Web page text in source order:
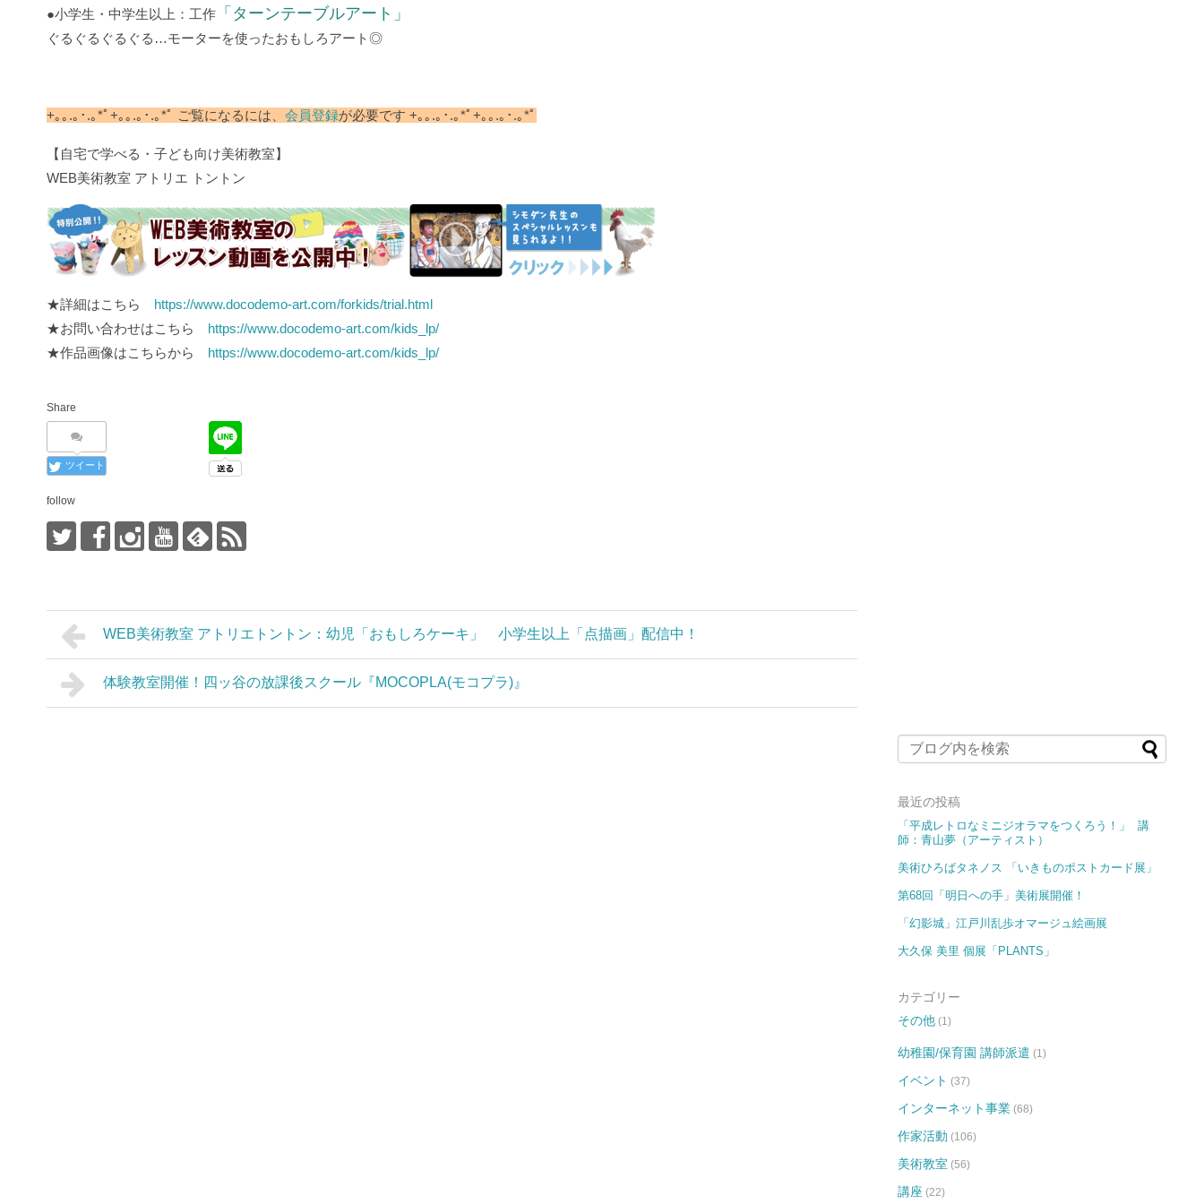
●小学生・中学生以上：工作 「ターンテーブルアート」
ぐるぐるぐるぐる…モーターを使ったおもしろアート◎
+｡｡.｡･.｡*ﾟ+｡｡.｡･.｡*ﾟ ご覧になるには、 会員登録が必要です +｡｡.｡･.｡*ﾟ+｡｡.｡･.｡*ﾟ
‪【自宅で学べる・子ども向け美術教室】
‪WEB美術教室 アトリエ トントン
★詳細はこちら https://www.docodemo-art.com/forkids/trial.html
★お問い合わせはこちら https://www.docodemo-art.com/kids_lp/
★作品画像はこちらから https://www.docodemo-art.com/kids_lp/
Share
ツイート
follow
WEB美術教室 アトリエトントン：幼児「おもしろケーキ」 小学生以上「点描画」配信中！
体験教室開催！四ッ谷の放課後スクール『MOCOPLA(モコプラ)』
最近の投稿
「平成レトロなミニジオラマをつくろう！」 講
師：青山夢（アーティスト）
美術ひろばタネノス 「いきものポストカード展​​」
第68回「明日への手」美術展開催！
「幻影城」江戸川乱歩オマージュ絵画展
大久保 美里 個展「PLANTS」
カテゴリー
その他 (1)
幼稚園/保育園 講師派遣 (1)
イベント (37)
インターネット事業 (68)
作家活動 (106)
美術教室 (56)
講座 (22)